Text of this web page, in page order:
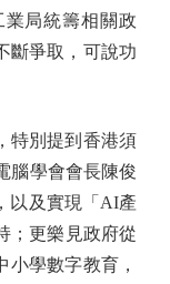
局統籌相關政
斷爭取，可說功
別提到香港須
腦學會會長陳俊
以及實現「AI產
；更樂見政府從
學數字教育，